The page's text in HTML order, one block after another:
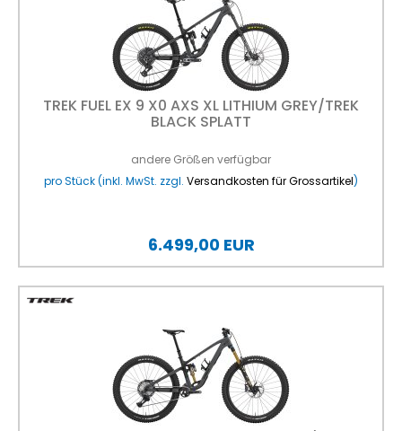
TREK FUEL EX 9 X0 AXS XL LITHIUM GREY/TREK
BLACK SPLATT
andere Größen verfügbar
pro Stück (inkl. MwSt. zzgl. Versandkosten für Grossartikel)
6.499,00 EUR